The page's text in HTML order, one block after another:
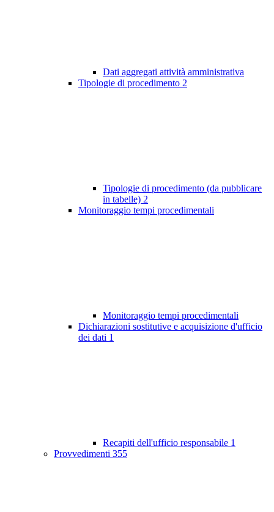
Dati aggregati attività amministrativa
Tipologie di procedimento 2
Tipologie di procedimento (da pubblicare
in tabelle) 2
Monitoraggio tempi procedimentali
Monitoraggio tempi procedimentali
Dichiarazioni sostitutive e acquisizione d'ufficio
dei dati 1
Recapiti dell'ufficio responsabile 1
Provvedimenti 355